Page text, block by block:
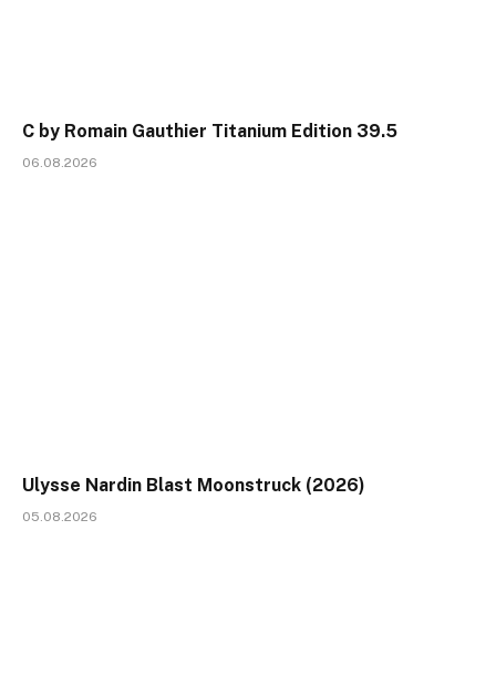
C by Romain Gauthier Titanium Edition 39.5
06.08.2026
Ulysse Nardin Blast Moonstruck (2026)
05.08.2026